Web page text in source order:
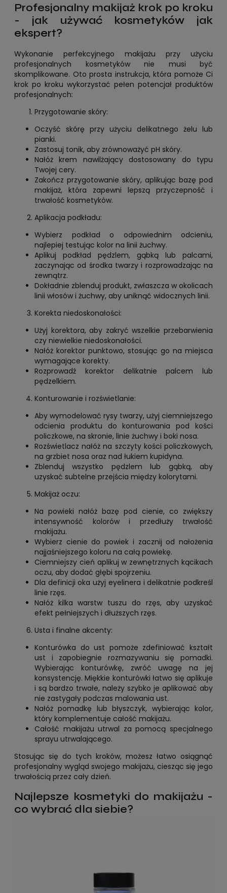
Profesjonalny makijaż krok po kroku
- jak używać kosmetyków jak
ekspert?
Wykonanie perfekcyjnego makijażu przy użyciu
profesjonalnych kosmetyków nie musi być
skomplikowane. Oto prosta instrukcja, która pomoże Ci
krok po kroku wykorzystać pełen potencjał produktów
profesjonalnych:
Przygotowanie skóry:
Oczyść skórę przy użyciu delikatnego żelu lub
pianki.
Zastosuj tonik, aby zrównoważyć pH skóry.
Nałóż krem nawilżający dostosowany do typu
Twojej cery.
Zakończ przygotowanie skóry, aplikując bazę pod
makijaż, która zapewni lepszą przyczepność i
trwałość kosmetyków.
Aplikacja podkładu:
Wybierz podkład o odpowiednim odcieniu,
najlepiej testując kolor na linii żuchwy.
Aplikuj podkład pędzlem, gąbką lub palcami,
zaczynając od środka twarzy i rozprowadzając na
zewnątrz.
Dokładnie zblenduj produkt, zwłaszcza w okolicach
linii włosów i żuchwy, aby uniknąć widocznych linii.
Korekta niedoskonałości:
Użyj korektora, aby zakryć wszelkie przebarwienia
czy niewielkie niedoskonałości.
Nałóż korektor punktowo, stosując go na miejsca
wymagające korekty.
Rozprowadź korektor delikatnie palcem lub
pędzelkiem.
Konturowanie i rozświetlanie:
Aby wymodelować rysy twarzy, użyj ciemniejszego
odcienia produktu do konturowania pod kości
policzkowe, na skronie, linie żuchwy i boki nosa.
Rozświetlacz nałóż na szczyty kości policzkowych,
na grzbiet nosa oraz nad łukiem kupidyna.
Zblenduj wszystko pędzlem lub gąbką, aby
uzyskać subtelne przejścia między kolorytami.
Makijaż oczu:
Na powieki nałóż bazę pod cienie, co zwiększy
intensywność kolorów i przedłuży trwałość
makijażu.
Wybierz cienie do powiek i zacznij od nałożenia
najjaśniejszego koloru na całą powiekę.
Ciemniejszy cień aplikuj w zewnętrznych kącikach
oczu, aby dodać głębi spojrzeniu.
Dla definicji oka użyj eyelinera i delikatnie podkreśl
linie rzęs.
Nałóż kilka warstw tuszu do rzęs, aby uzyskać
efekt pełniejszych i dłuższych rzęs.
Usta i finalne akcenty:
Konturówka do ust pomoże zdefiniować kształt
ust i zapobiegnie rozmazywaniu się pomadki.
Wybierając konturówkę, zwróć uwagę na jej
konsystencję. Miękkie konturówki łatwo się aplikuje
i są bardzo trwałe, należy szybko je aplikować aby
nie zastygały podczas malowania ust.
Nałóż pomadkę lub błyszczyk, wybierając kolor,
który komplementuje całość makijażu.
Całość makijażu utrwal za pomocą specjalnego
sprayu utrwalającego.
Stosując się do tych kroków, możesz łatwo osiągnąć
profesjonalny wygląd swojego makijażu, ciesząc się jego
trwałością przez cały dzień.
Najlepsze kosmetyki do makijażu -
co wybrać dla siebie?